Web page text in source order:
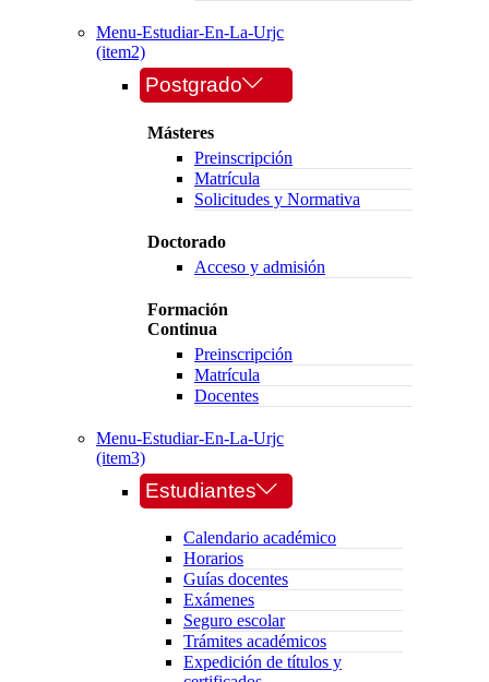
Menu-Estudiar-En-La-Urjc
(item2)
Postgrado
Másteres
Preinscripción
Matrícula
Solicitudes y Normativa
Doctorado
Acceso y admisión
Formación
Continua
Preinscripción
Matrícula
Docentes
Menu-Estudiar-En-La-Urjc
(item3)
Estudiantes
Calendario académico
Horarios
Guías docentes
Exámenes
Seguro escolar
Trámites académicos
Expedición de títulos y